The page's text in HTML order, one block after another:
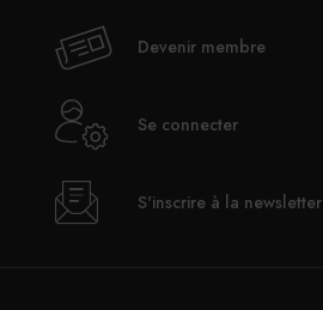
Devenir membre
Se connecter
S'inscrire à la newsletter